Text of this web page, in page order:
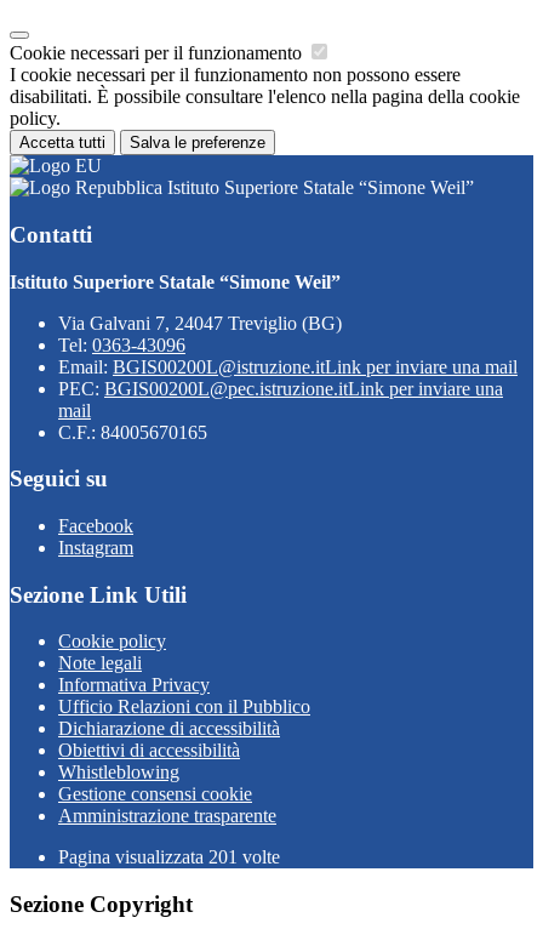
Cookie necessari per il funzionamento
I cookie necessari per il funzionamento non possono essere
disabilitati. È possibile consultare l'elenco nella pagina della cookie
policy.
Accetta tutti Salva le preferenze
Istituto Superiore Statale “Simone Weil”
Contatti
Istituto Superiore Statale “Simone Weil”
Via Galvani 7, 24047 Treviglio (BG)
Tel: 0363-43096
Email: BGIS00200L@istruzione.itLink per inviare una mail
PEC: BGIS00200L@pec.istruzione.itLink per inviare una
mail
C.F.: 84005670165
Seguici su
Facebook
Instagram
Sezione Link Utili
Cookie policy
Note legali
Informativa Privacy
Ufficio Relazioni con il Pubblico
Dichiarazione di accessibilità
Obiettivi di accessibilità
Whistleblowing
Gestione consensi cookie
Amministrazione trasparente
Pagina visualizzata 201 volte
Sezione Copyright